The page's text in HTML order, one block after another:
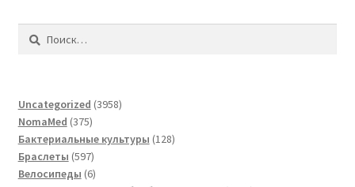
Найти:
Uncategorized 39583958
NomaMed 375375
товаров
Бактериальные культуры 128128
Браслеты 597597
товаров
Велосипеды 66